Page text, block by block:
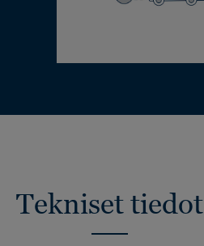
Tekniset tiedot